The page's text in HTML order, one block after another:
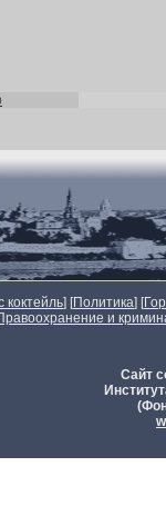
коктейль] [Политика] [
и
Сайт